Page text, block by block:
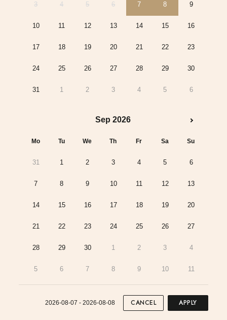
3 4 5 6 7 8 9
10 11 12 13 14 15 16
17 18 19 20 21 22 23
24 25 26 27 28 29 30
31 1 2 3 4 5 6
Sep 2026
Mo Tu We Th Fr Sa Su
31 1 2 3 4 5 6
7 8 9 10 11 12 13
14 15 16 17 18 19 20
21 22 23 24 25 26 27
28 29 30 1 2 3 4
5 6 7 8 9 10 11
2026-08-07 - 2026-08-08 CANCEL APPLY